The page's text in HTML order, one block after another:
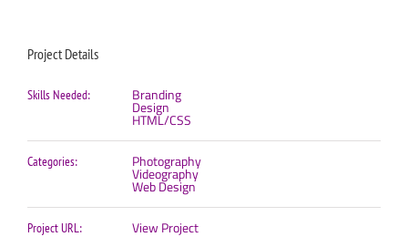
Project Details
Skills Needed: Branding
Design
HTML/CSS
Categories: Photography
Videography
Web Design
Project URL: View Project